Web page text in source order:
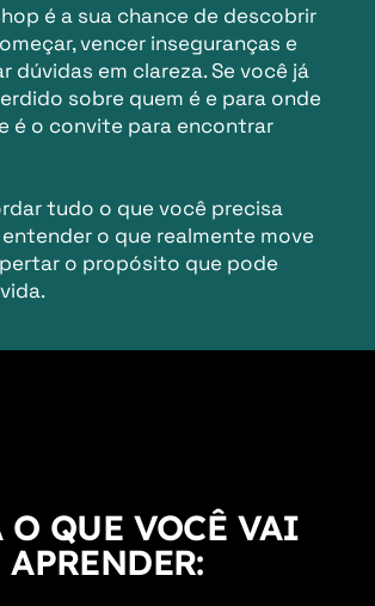
é a sua chance de descobrir
vencer inseguranças e
dúvidas em clareza. Se você já
sobre quem é e para onde
é o convite para encontrar
tudo o que você precisa
o que realmente move
o propósito que pode
O QUE VOCÊ VAI
APRENDER: